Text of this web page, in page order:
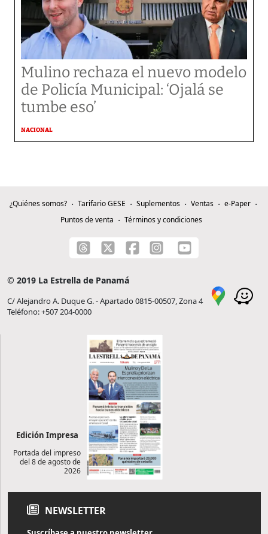
Mulino rechaza el nuevo modelo
de Policía Municipal: ‘Ojalá se
tumbe eso’
NACIONAL
¿Quiénes somos? Tarifario GESE Suplementos Ventas
e-Paper
Puntos de venta
Términos y condiciones
© 2019 La Estrella de Panamá
C/ Alejandro A. Duque G. - Apartado 0815-00507, Zona 4
Teléfono: +507 204-0000
Edición Impresa
Portada del impreso
del 8 de agosto de
2026
NEWSLETTER